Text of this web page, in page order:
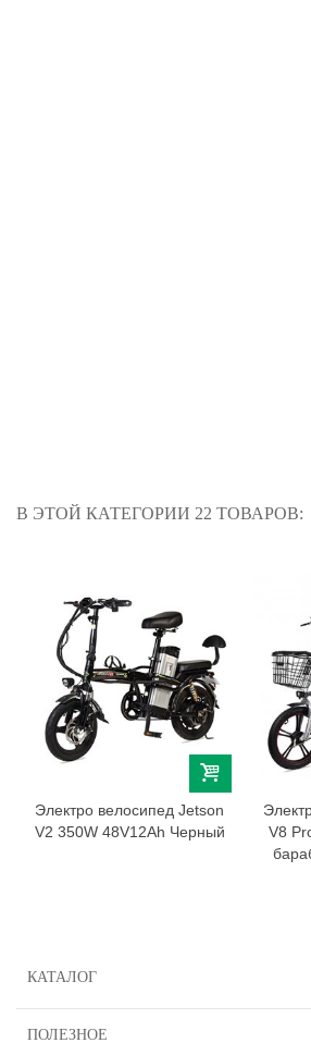
В ЭТОЙ КАТЕГОРИИ 22 ТОВАРОВ:
Электро велосипед Jetson
V2 350W 48V12Ah Черный
V8
КАТАЛОГ
ПОЛЕЗНОЕ